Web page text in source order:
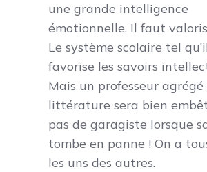
une grande intelligence
émotionnelle. Il faut
Le système scolaire tel
favorise les savoirs
Mais un professeur agrégé
littérature sera bien
pas de garagiste lorsque
tombe en panne ! On a
les uns des autres.